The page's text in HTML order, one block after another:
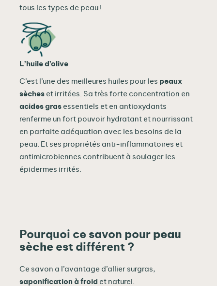
tous les types de peau !
L’huile d’olive
C’est l’une des meilleures huiles pour les peaux
sèches et irritées. Sa très forte concentration en
acides gras essentiels et en antioxydants
renferme un fort pouvoir hydratant et nourrissant
en parfaite adéquation avec les besoins de la
peau. Et ses propriétés anti-inflammatoires et
antimicrobiennes contribuent à soulager les
épidermes irrités.
Pourquoi ce savon pour peau
sèche est différent ?
Ce savon a l’avantage d’allier surgras,
saponification à froid et naturel.